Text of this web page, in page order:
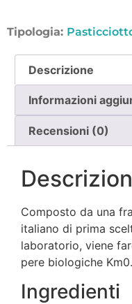
Tipologia:
Descrizione
Informazioni
Recensioni (0)
Composto da una
italiano di prima
laboratorio, viene
pere biologiche Km0.
Ingredienti